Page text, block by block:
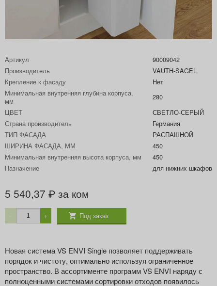
Артикул
90009042
Производитель
VAUTH-SAGEL
Крепление к фасаду
Нет
Минимальная внутренняя глубина корпуса,
мм
280
ЦВЕТ
СВЕТЛО-СЕРЫЙ
Страна производитель
Германия
ТИП ФАСАДА
РАСПАШНОЙ
ШИРИНА ФАСАДА, ММ
450
Минимальная внутренняя высота корпуса, мм
450
Назначение
для нижних шкафов
5 540,37 ₽ за ком
− + Под заказ
Новая система VS ENVI Single позволяет поддерживать
порядок и чистоту, оптимально используя ограниченное
пространство. В ассортименте программ VS ENVI наряду с
полноценными системами сортировки отходов появилось